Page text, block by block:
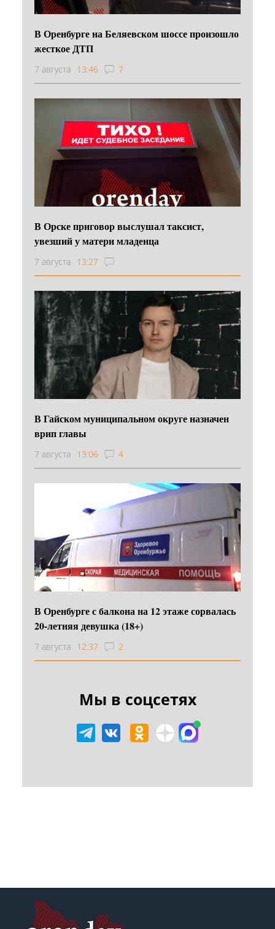
В Оренбурге на Беляевском шоссе произошло
жесткое ДТП
7 августа 13:46 7
В Орске приговор выслушал таксист,
увезший у матери младенца
7 августа 13:27
В Гайском муниципальном округе назначен
врип главы
7 августа 13:06 4
В Оренбурге с балкона на 12 этаже сорвалась
20-летняя девушка (18+)
7 августа 12:37 2
Мы в соцсетях